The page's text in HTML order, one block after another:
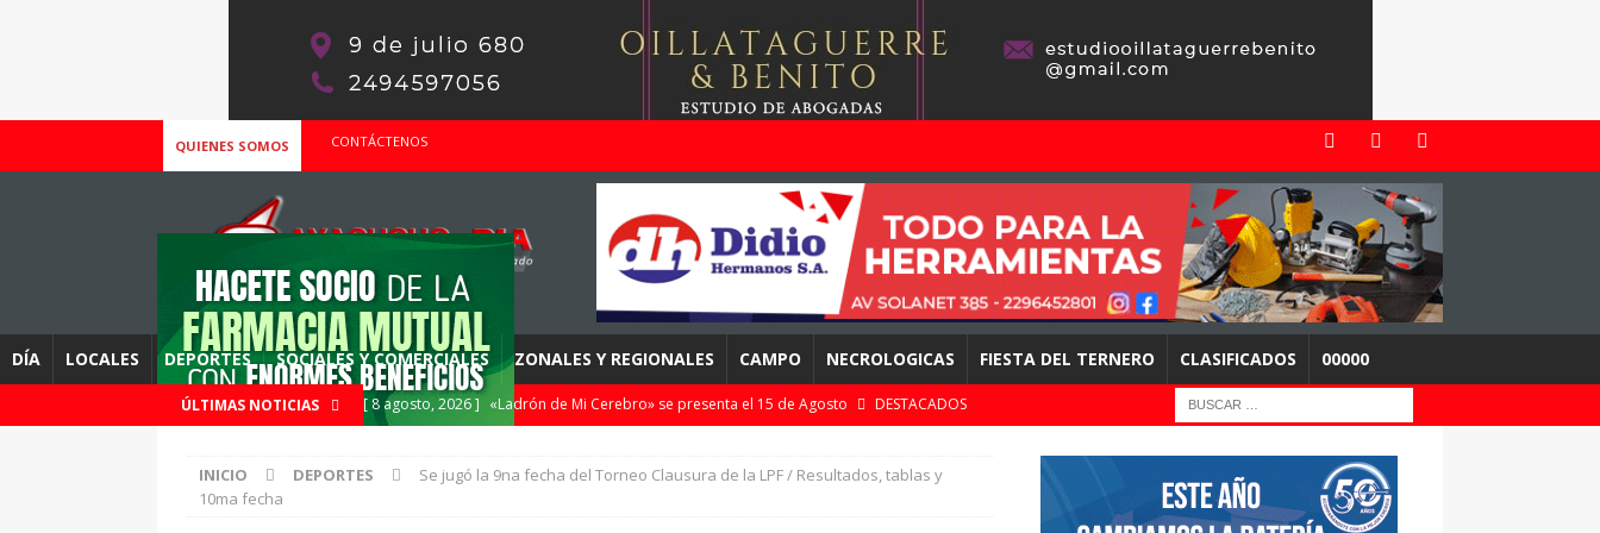
QUIENES SOMOS CONTÁCTENOS
DÍA LOCALES DEPORTES SOCIALES Y COMERCIALES ZONALES Y REGIONALES CAMPO NECROLOGICAS FIESTA DEL TERNERO CLASIFICADOS 00000
ÚLTIMAS NOTICIAS [ 8 agosto, 2026 ] «Ladrón de Mi Cerebro» se presenta el 15 de Agosto
DESTACADOS
DEPORTES
INICIO DEPORTES
Se jugó la 9na fecha del Torneo Clausura de la LPF / Resultados, tablas y
10ma fecha